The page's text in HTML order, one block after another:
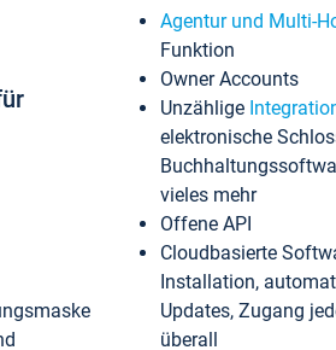
Agentur und Multi-
Funktion
Owner Accounts
Unzählige
elektronische
vieles mehr
Offene API
Cloudbasierte
Installation,
Updates, Zugang
überall